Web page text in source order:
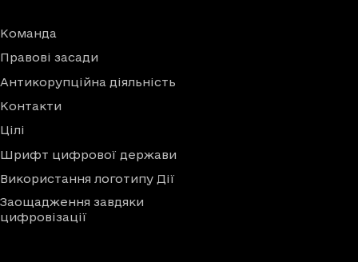
Команда
Правові засади
Антикорупційна діяльність
Контакти
Цілі
Шрифт цифрової держави
Використання логотипу Дії
Заощадження завдяки
цифровізації